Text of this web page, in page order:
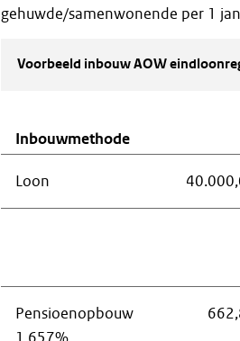
gehuwde/samenwonende per 1
Voorbeeld inbouw AOW
Inbouwmethode
Loon
Pensioenopbouw